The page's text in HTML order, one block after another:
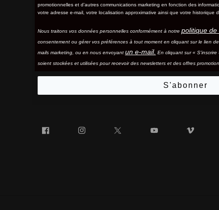
promotionnelles et d'autres communications marketing en fonction des
votre adresse e-mail, votre localisation approximative ainsi que votre historique
Nous traitons vos données personnelles conformément à notre politique de
consentement ou gérer vos préférences à tout moment en cliquant sur le lien
mails marketing, ou en nous envoyant un e-mail. En cliquant sur «
soient stockées et utilisées pour recevoir des newsletters et des offres
S'abonner
Facebook Instagram YouTube